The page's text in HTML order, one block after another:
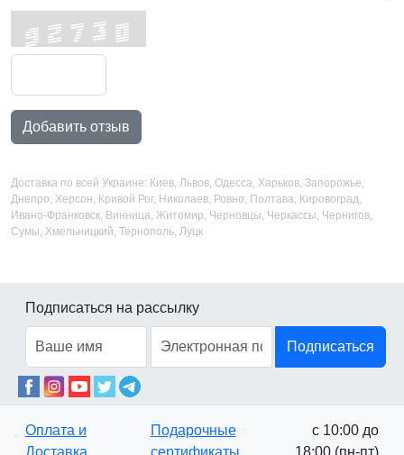
Добавить отзыв
Доставка по всей Украине: Киев, Львов, Одесса, Харьков, Запорожье,
Днепро, Херсон, Кривой Рог, Николаев, Ровно, Полтава, Кировоград,
Ивано-Франковск, Винница, Житомир, Черновцы, Черкассы, Чернигов,
Сумы, Хмельницкий, Тернополь, Луцк
Подписаться на рассылку
Подписаться
Оплата и
Доставка
Подарочные
сертификаты
с 10:00 до
18:00 (пн-пт)